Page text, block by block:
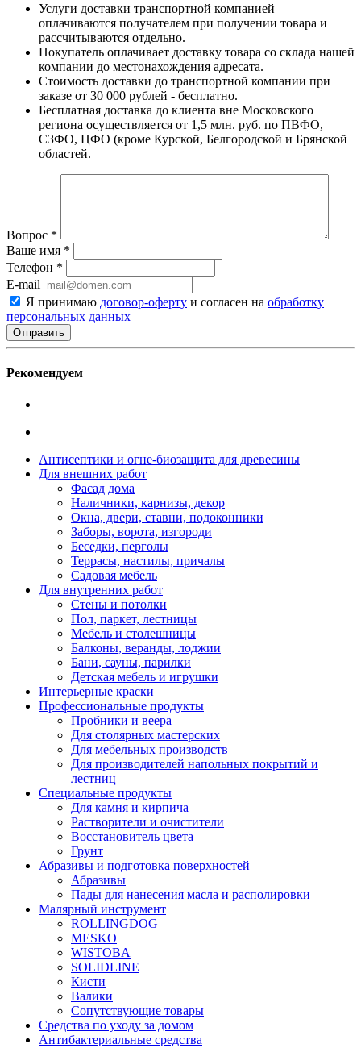
Услуги доставки транспортной компанией
оплачиваются получателем при получении товара и
рассчитываются отдельно.
Покупатель оплачивает доставку товара со склада нашей
компании до местонахождения адресата.
Стоимость доставки до транспортной компании при
заказе от 30 000 рублей - бесплатно.
Бесплатная доставка до клиента вне Московского
региона осуществляется от 1,5 млн. руб. по ПВФО,
СЗФО, ЦФО (кроме Курской, Белгородской и Брянской
областей.
Вопрос *
Ваше имя *
Телефон *
E-mail
Я принимаю договор-оферту и согласен на обработку
персональных данных
Рекомендуем
Антисептики и огне-биозащита для древесины
Для внешних работ
Фасад дома
Наличники, карнизы, декор
Окна, двери, ставни, подоконники
Заборы, ворота, изгороди
Беседки, перголы
Террасы, настилы, причалы
Садовая мебель
Для внутренних работ
Стены и потолки
Пол, паркет, лестницы
Мебель и столешницы
Балконы, веранды, лоджии
Бани, сауны, парилки
Детская мебель и игрушки
Интерьерные краски
Профессиональные продукты
Пробники и веера
Для столярных мастерских
Для мебельных производств
Для производителей напольных покрытий и
лестниц
Специальные продукты
Для камня и кирпича
Растворители и очистители
Восстановитель цвета
Грунт
Абразивы и подготовка поверхностей
Абразивы
Пады для нанесения масла и располировки
Малярный инструмент
ROLLINGDOG
MESKO
WISTOBA
SOLIDLINE
Кисти
Валики
Сопутствующие товары
Средства по уходу за домом
Антибактериальные средства